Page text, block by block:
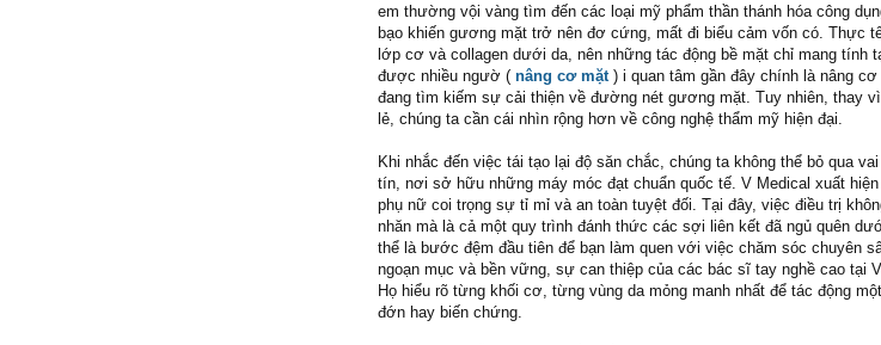
em thường vội vàng tìm đến các loại mỹ phẩm thần thánh hóa công
bạo khiến gương mặt trở nên đơ cứng, mất đi biểu cảm vốn có. Thực
lớp cơ và collagen dưới da, nên những tác động bề mặt chỉ mang tính
được nhiều ngườ ( nâng cơ mặt) i quan tâm gần đây chính là nâng
đang tìm kiếm sự cải thiện về đường nét gương mặt. Tuy nhiên, thay
lẻ, chúng ta cần cái nhìn rộng hơn về công nghệ thẩm mỹ hiện đại.
Khi nhắc đến việc tái tạo lại độ săn chắc, chúng ta không thể bỏ qua
tín, nơi sở hữu những máy móc đạt chuẩn quốc tế. V Medical xuất
phụ nữ coi trọng sự tỉ mỉ và an toàn tuyệt đối. Tại đây, việc điều trị
nhăn mà là cả một quy trình đánh thức các sợi liên kết đã ngủ quên
thể là bước đệm đầu tiên để bạn làm quen với việc chăm sóc chuyên
ngoạn mục và bền vững, sự can thiệp của các bác sĩ tay nghề cao tại
Họ hiểu rõ từng khối cơ, từng vùng da mỏng manh nhất để tác động
đớn hay biến chứng.